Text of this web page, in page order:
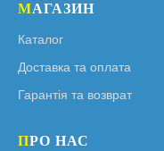
МАГАЗИН
Каталог
Доставка та оплата
Гарантія та возврат
ПРО НАС